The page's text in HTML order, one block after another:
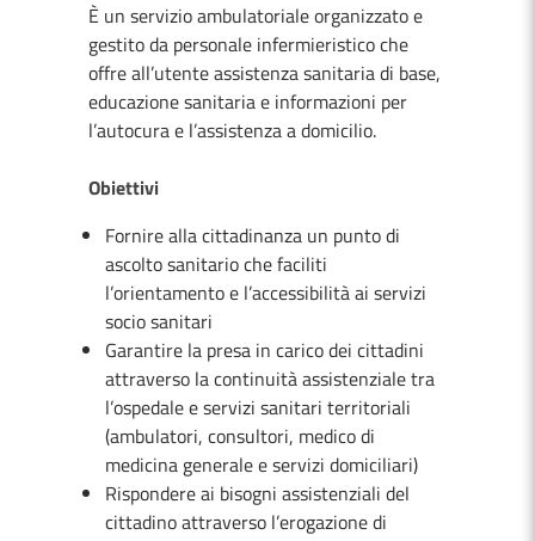
È un servizio ambulatoriale organizzato e
gestito da personale infermieristico che
offre all’utente assistenza sanitaria di base,
educazione sanitaria e informazioni per
l’autocura e l’assistenza a domicilio.
Obiettivi
Fornire alla cittadinanza un punto di
ascolto sanitario che faciliti
l’orientamento e l’accessibilità ai servizi
socio sanitari
Garantire la presa in carico dei cittadini
attraverso la continuità assistenziale tra
l’ospedale e servizi sanitari territoriali
(ambulatori, consultori, medico di
medicina generale e servizi domiciliari)
Rispondere ai bisogni assistenziali del
cittadino attraverso l’erogazione di